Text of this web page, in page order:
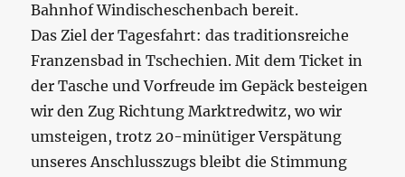
Bahnhof Windischeschenbach bereit.
Das Ziel der Tagesfahrt: das traditionsreiche
Franzensbad in Tschechien. Mit dem Ticket in
der Tasche und Vorfreude im Gepäck besteigen
wir den Zug Richtung Marktredwitz, wo wir
umsteigen, trotz 20-minütiger Verspätung
unseres Anschlusszugs bleibt die Stimmung